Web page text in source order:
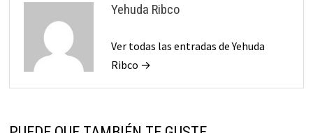
Yehuda Ribco
Ver todas las entradas de Yehuda
Ribco →